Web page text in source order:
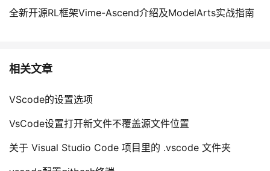
全新开源RL框架Vime-Ascend介绍及ModelArts实战指南
相关文章
VScode的设置选项
VsCode设置打开新文件不覆盖源文件位置
关于 Visual Studio Code 项目里的 .vscode 文件夹